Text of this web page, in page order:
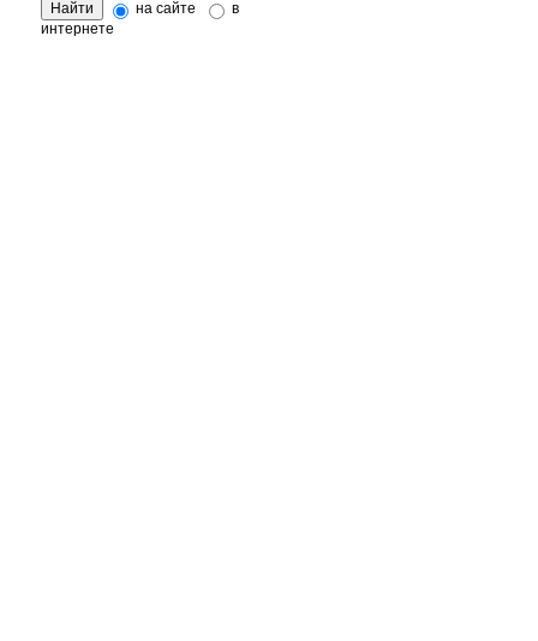
на сайте
в
интернете